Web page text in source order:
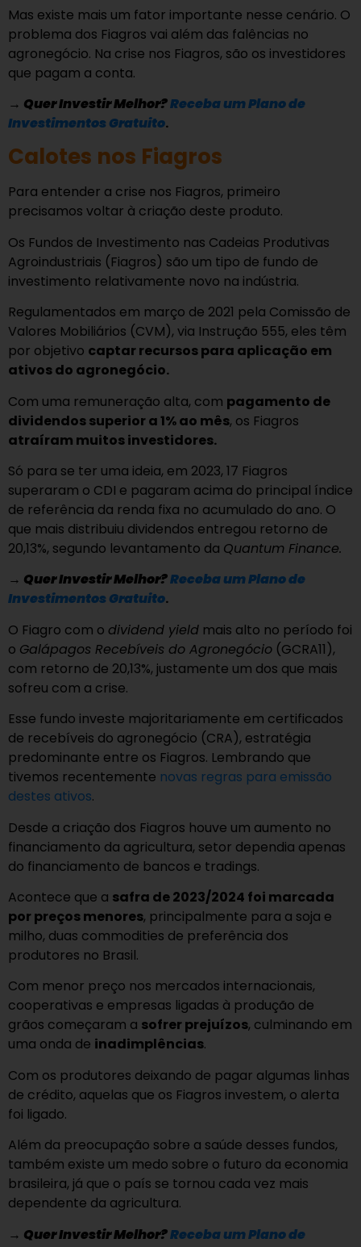
Mas existe mais um fator importante nesse cenário. O
problema dos Fiagros vai além das falências no
agronegócio. Na crise nos Fiagros, são os investidores
que pagam a conta.
→ Quer Investir Melhor?Receba um Plano de
Investimentos Gratuito.
Calotes nos Fiagros
Para entender a crise nos Fiagros, primeiro
precisamos voltar à criação deste produto.
Os Fundos de Investimento nas Cadeias Produtivas
Agroindustriais (Fiagros) são um tipo de fundo de
investimento relativamente novo na indústria.
Regulamentados em março de 2021 pela Comissão de
Valores Mobiliários (CVM), via Instrução 555, eles têm
por objetivo captar recursos para aplicação em
ativos do agronegócio.
Com uma remuneração alta, com pagamento de
dividendos superior a 1% ao mês, os Fiagros
atraíram muitos investidores.
Só para se ter uma ideia, em 2023, 17 Fiagros
superaram o CDI e pagaram acima do principal índice
de referência da renda fixa no acumulado do ano. O
que mais distribuiu dividendos entregou retorno de
20,13%, segundo levantamento da Quantum Finance.
→ Quer Investir Melhor?Receba um Plano de
Investimentos Gratuito.
O Fiagro com o dividend yield mais alto no período foi
o Galápagos Recebíveis do Agronegócio (GCRA11),
com retorno de 20,13%, justamente um dos que mais
sofreu com a crise.
Esse fundo investe majoritariamente em certificados
de recebíveis do agronegócio (CRA), estratégia
predominante entre os Fiagros. Lembrando que
tivemos recentemente novas regras para emissão
destes ativos.
Desde a criação dos Fiagros houve um aumento no
financiamento da agricultura, setor dependia apenas
do financiamento de bancos e tradings.
Acontece que a safra de 2023/2024 foi marcada
por preços menores, principalmente para a soja e
milho, duas commodities de preferência dos
produtores no Brasil.
Com menor preço nos mercados internacionais,
cooperativas e empresas ligadas à produção de
grãos começaram a sofrer prejuízos, culminando em
uma onda de inadimplências.
Com os produtores deixando de pagar algumas linhas
de crédito, aquelas que os Fiagros investem, o alerta
foi ligado.
Além da preocupação sobre a saúde desses fundos,
também existe um medo sobre o futuro da economia
brasileira, já que o país se tornou cada vez mais
dependente da agricultura.
→ Quer Investir Melhor?Receba um Plano de